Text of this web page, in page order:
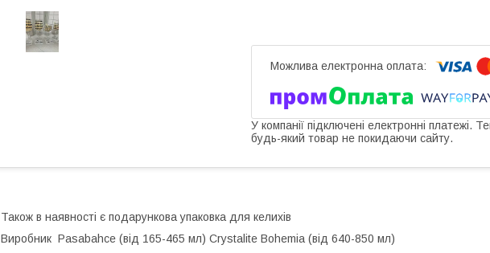
У компанії підключені електронні платежі.
будь-який товар не покидаючи сайту.
Також в наявності є подарункова упаковка для келихів
Виробник Pasabahce (від 165-465 мл) Crystalite Bohemia (від 640-850 мл)